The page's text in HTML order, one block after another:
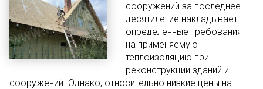
сооружений за последнее
десятилетие накладывает
определенные требования
на применяемую
теплоизоляцию при
реконструкции зданий и
сооружений. Однако, относительно низкие цены на